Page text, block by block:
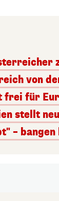
von
für
stellt
– bangen